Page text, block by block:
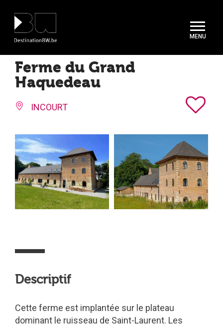
Ferme du Grand
Haquedeau
INCOURT
Descriptif
Cette ferme est implantée sur le plateau
dominant le ruisseau de Saint-Laurent. Les